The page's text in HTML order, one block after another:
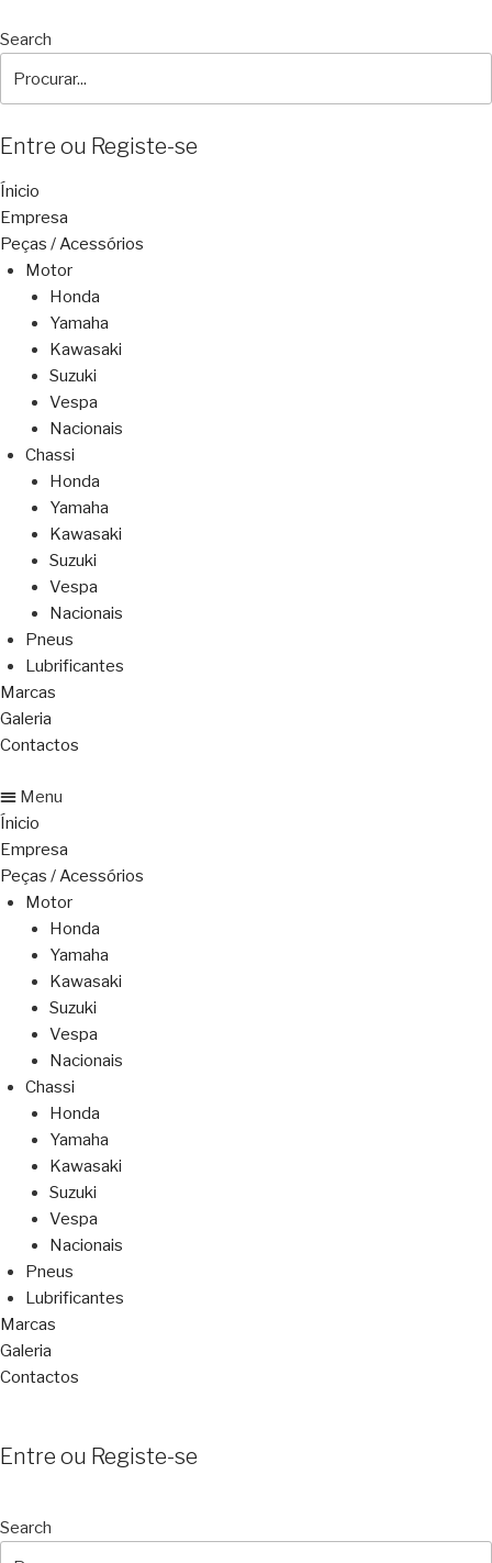
Search
Entre ou Registe-se
Ínicio
Empresa
Peças / Acessórios
Motor
Honda
Yamaha
Kawasaki
Suzuki
Vespa
Nacionais
Chassi
Honda
Yamaha
Kawasaki
Suzuki
Vespa
Nacionais
Pneus
Lubrificantes
Marcas
Galeria
Contactos
Menu
Ínicio
Empresa
Peças / Acessórios
Motor
Honda
Yamaha
Kawasaki
Suzuki
Vespa
Nacionais
Chassi
Honda
Yamaha
Kawasaki
Suzuki
Vespa
Nacionais
Pneus
Lubrificantes
Marcas
Galeria
Contactos
Entre ou Registe-se
Search